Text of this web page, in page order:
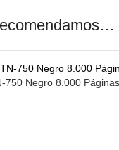
750 Negro 8.000